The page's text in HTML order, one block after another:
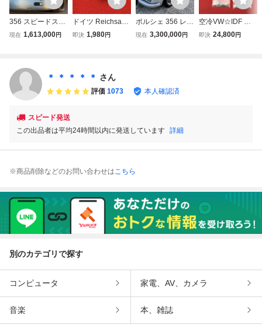
356 スピードスタ
ーレプリカ 実
現在 1,613,000円
ドイツ Reichsadl
er ライヒス アド
ト タイプ2 タイプ
ルシェ 356
即決 1,980円
ポルシェ 356 レプ
リカ スピードス
現在 3,300,000円
空冷VW☆IDF イ
ンテークマニフォ
即決 24,800円
＊ ＊ ＊ ＊ ＊ さん
評価 1073 本人確認済
スピード発送
この出品者は平均24時間以内に発送しています 詳細
※商品削除などのお問い合わせはこちら
別のカテゴリで探す
コンピュータ 家電、AV、カメラ
音楽 本、雑誌